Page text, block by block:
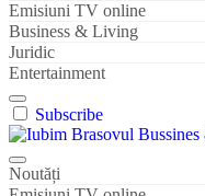
Emisiuni TV online
Business & Living
Juridic
Entertainment
Subscribe
Iubim Brasovul Bussines
Din pasiune și dragoste
Noutăți